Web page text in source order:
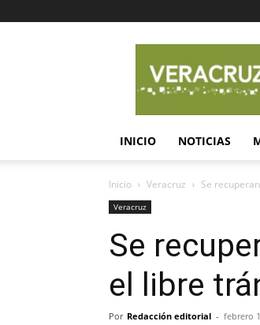
en
INICIO NOTICIAS
Inicio Veracruz Se
Veracruz
Se
el libre
Por Redacción editorial - febrero